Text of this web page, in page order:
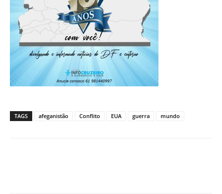
TAGS afeganistão Conflito EUA guerra mundo